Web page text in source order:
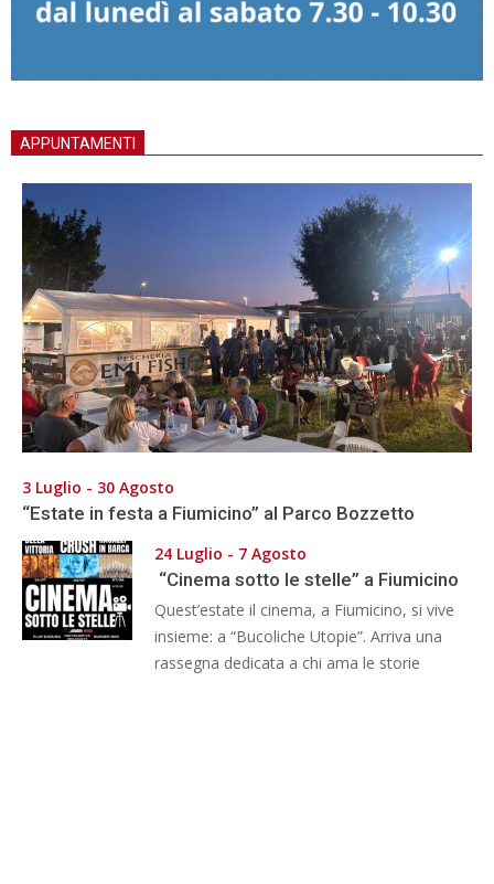
APPUNTAMENTI
3 Luglio - 30 Agosto
“Estate in festa a Fiumicino” al Parco Bozzetto
24 Luglio - 7 Agosto
“Cinema sotto le stelle” a Fiumicino
Quest’estate il cinema, a Fiumicino, si vive
insieme: a “Bucoliche Utopie”. Arriva una
rassegna dedicata a chi ama le storie